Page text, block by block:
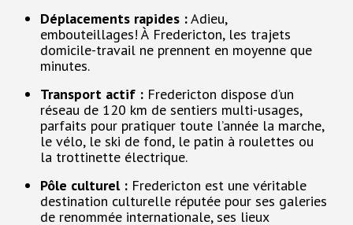
Déplacements rapides :Adieu,
embouteillages! À Fredericton, les trajets
domicile-travail ne prennent en moyenne que
minutes.
Transport actif : Fredericton dispose d’un
réseau de 120 km de sentiers multi-usages,
parfaits pour pratiquer toute l’année la marche,
le vélo, le ski de fond, le patin à roulettes ou
la trottinette électrique.
Pôle culturel : Fredericton est une véritable
destination culturelle réputée pour ses galeries
de renommée internationale, ses lieux